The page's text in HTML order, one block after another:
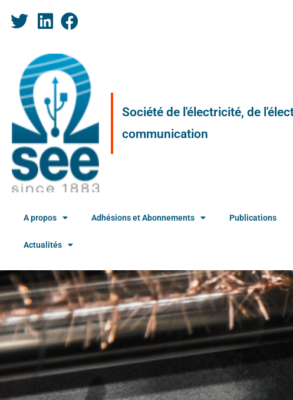
Société de l'électricité, de
communication
A propos Adhésions et Abonnements Publications
Actualités